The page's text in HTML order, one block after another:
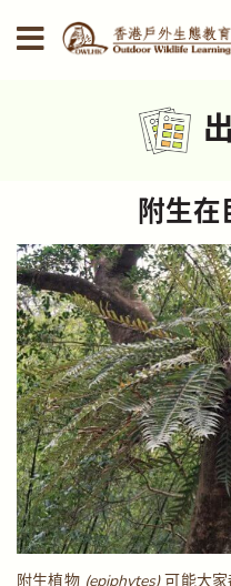
附生
附生植物 (epiphytes)可能大家